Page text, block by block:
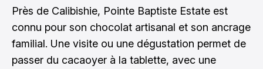
Près de Calibishie, Pointe Baptiste Estate est
connu pour son chocolat artisanal et son ancrage
familial. Une visite ou une dégustation permet de
passer du cacaoyer à la tablette, avec une